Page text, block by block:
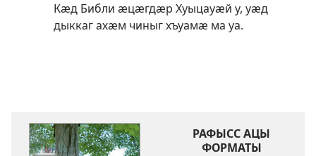
Кӕд Библи ӕцӕгдӕр Хуыцауӕй у, уӕд
дыккаг ахӕм чиныг хъуамӕ ма уа.
РАФЫСС АЦЫ
ФОРМАТЫ